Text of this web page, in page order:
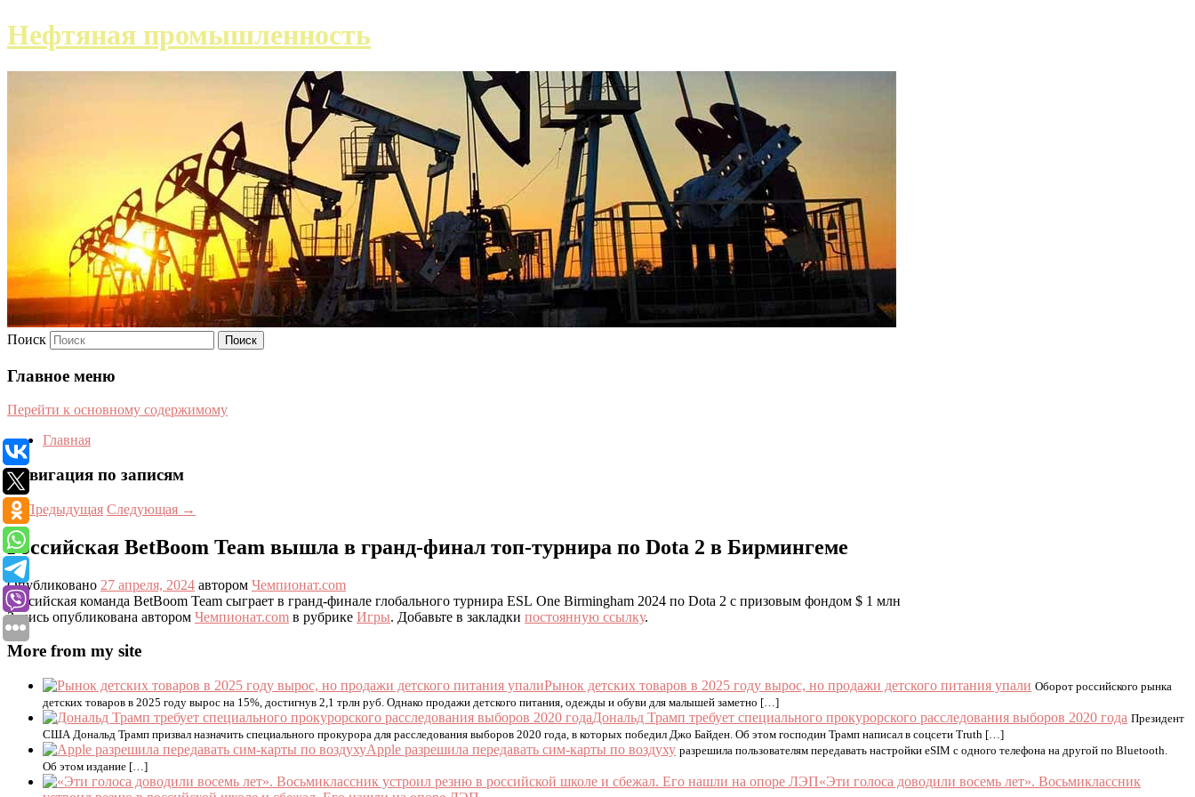
Нефтяная промышленность
Поиск
Главное меню
Перейти к основному содержимому
Главная
Навигация по записям
←Предыдущая Следующая →
Российская BetBoom Team вышла в гранд-финал топ-турнира по Dota 2 в Бирмингеме
Опубликовано 27 апреля, 2024 автором Чемпионат.com
Российская команда BetBoom Team сыграет в гранд-финале глобального турнира ESL One Birmingham 2024 по Dota 2 с призовым фондом $ 1 млн
Запись опубликована автором Чемпионат.com в рубрике Игры. Добавьте в закладки постоянную ссылку.
More from my site
Рынок детских товаров в 2025 году вырос, но продажи детского питания упали Оборот российского рынка
детских товаров в 2025 году вырос на 15%, достигнув 2,1 трлн руб. Однако продажи детского питания, одежды и обуви для малышей заметно […]
Дональд Трамп требует специального прокурорского расследования выборов 2020 года Президент
США Дональд Трамп призвал назначить специального прокурора для расследования выборов 2020 года, в которых победил Джо Байден. Об этом господин Трамп написал в соцсети Truth […]
Apple разрешила передавать сим-карты по воздуху разрешила пользователям передавать настройки eSIM с одного телефона на другой по Bluetooth.
Об этом издание […]
«Эти голоса доводили восемь лет». Восьмиклассник